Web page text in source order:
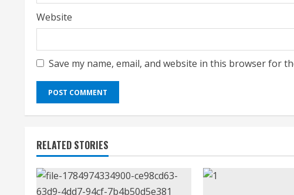
Website
Save my name, email, and website in this browser for
RELATED STORIES